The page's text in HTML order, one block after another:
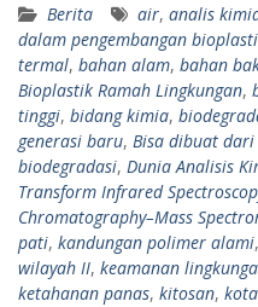
Berita air, analis
dalam pengembangan
termal, bahan alam, bahan
Bioplastik Ramah Lingkungan,
tinggi, bidang kimia,
generasi baru, Bisa dibuat
biodegradasi, Dunia Analisis
Transform Infrared
Chromatography–Mass
pati, kandungan polimer alami,
wilayah II, keamanan
ketahanan panas, kitosan,